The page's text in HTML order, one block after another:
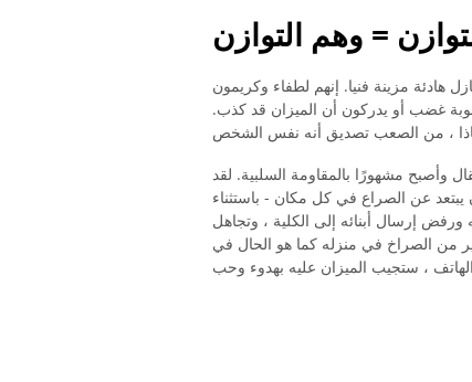
= وهم التوازن
هادئة مزينة فنيا. إنهم لطفاء وكريمون
غضب أو يدركون أن الميزان قد كذب.
وأصبح مشهورًا بالمقاومة السلبية. لقد
يبتعد عن الصراع في كل مكان - باستثناء
إرسال أبنائه إلى الكلية ، وتجاهل
من الصراخ في منزله كما هو الحال في